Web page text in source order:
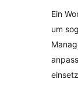
Ein
um